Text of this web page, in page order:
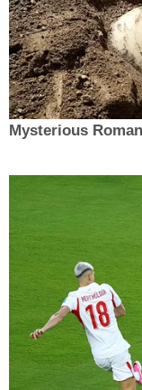
Mysterious